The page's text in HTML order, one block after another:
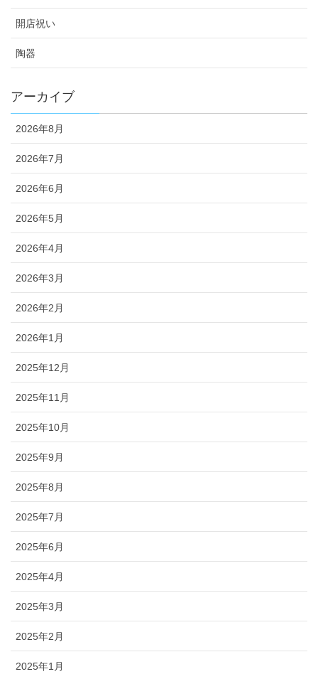
開店祝い
陶器
アーカイブ
2026年8月
2026年7月
2026年6月
2026年5月
2026年4月
2026年3月
2026年2月
2026年1月
2025年12月
2025年11月
2025年10月
2025年9月
2025年8月
2025年7月
2025年6月
2025年4月
2025年3月
2025年2月
2025年1月